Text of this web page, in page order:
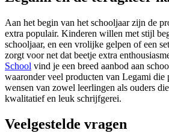
Aan het begin van het schooljaar zijn de
extra populair. Kinderen willen met stijl
schooljaar, en een vrolijke gelpen of een
zorgt voor net dat beetje extra
School vind je een breed aanbod aan
waaronder veel producten van Legami die
wensen van zowel leerlingen als ouders
kwalitatief en leuk schrijfgerei.
Veelgestelde vragen